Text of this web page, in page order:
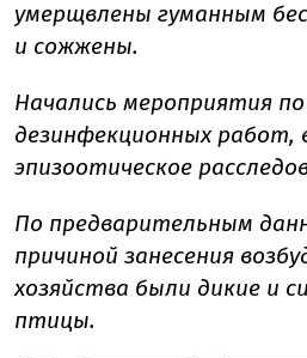
умерщвлены гуманным
и сожжены.
Начались мероприятия
дезинфекционных работ,
эпизоотическое
По предварительным
причиной занесения
хозяйства были дикие и
птицы.